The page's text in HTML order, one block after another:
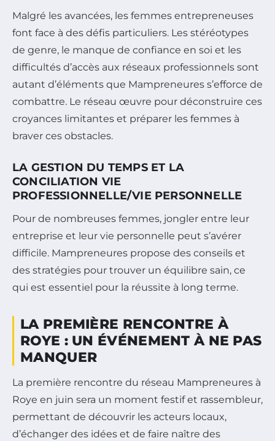
Malgré les avancées, les femmes entrepreneuses
font face à des défis particuliers. Les stéréotypes
de genre, le manque de confiance en soi et les
difficultés d’accès aux réseaux professionnels sont
autant d’éléments que Mampreneures s’efforce de
combattre. Le réseau œuvre pour déconstruire ces
croyances limitantes et préparer les femmes à
braver ces obstacles.
LA GESTION DU TEMPS ET LA
CONCILIATION VIE
PROFESSIONNELLE/VIE PERSONNELLE
Pour de nombreuses femmes, jongler entre leur
entreprise et leur vie personnelle peut s’avérer
difficile. Mampreneures propose des conseils et
des stratégies pour trouver un équilibre sain, ce
qui est essentiel pour la réussite à long terme.
LA PREMIÈRE RENCONTRE À
ROYE : UN ÉVÉNEMENT À NE PAS
MANQUER
La première rencontre du réseau Mampreneures à
Roye en juin sera un moment festif et rassembleur,
permettant de découvrir les acteurs locaux,
d’échanger des idées et de faire naître des